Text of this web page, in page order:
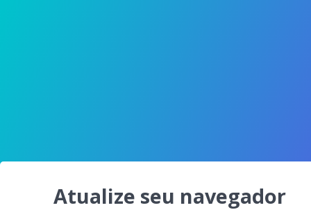
Atualize seu navegador